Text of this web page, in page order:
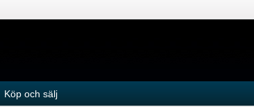
Köp och sälj